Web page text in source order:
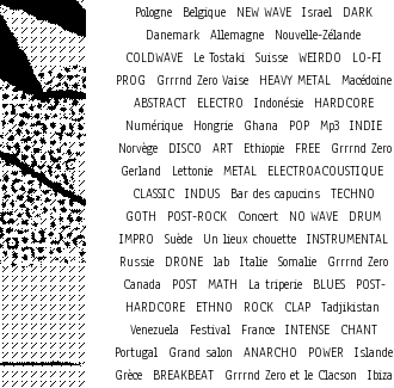
Pologne
Belgique NEW WAVE Israel
DARK
Danemark Allemagne
Nouvelle-Zélande
COLDWAVE
Le Tostaki Suisse WEIRDO
LO-FI
PROG
Grrrnd Zero Vaise HEAVY METAL
Macédoine
ABSTRACT
ELECTRO Indonésie
HARDCORE
Numérique
Hongrie Ghana POP Mp3
INDIE
Norvège
DISCO ART Ethiopie FREE
Grrrnd Zero
Gerland
Lettonie METAL
ELECTROACOUSTIQUE
CLASSIC
INDUS Bar des capucins
TECHNO
GOTH
POST-ROCK Concert NO WAVE
DRUM
IMPRO
Suède Un lieux chouette
INSTRUMENTAL
Russie
DRONE lab Italie Somalie
Grrrnd Zero
Canada
POST MATH La triperie BLUES
POST-
HARDCORE
ETHNO ROCK CLAP
Tadjikistan
Venezuela
Festival France INTENSE
CHANT
Portugal
Grand salon ANARCHO POWER
Islande
Grèce
BREAKBEAT Grrrnd Zero et le Clacson
Ibiza